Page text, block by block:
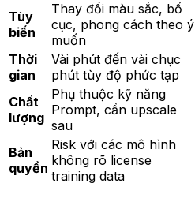
Tùy
biến
Thay đổi màu sắc, bố
cục, phong cách theo ý
muốn
Thời
gian
Vài phút đến vài chục
phút tùy độ phức tạp
Chất
lượng
Phụ thuộc kỹ năng
Prompt, cần upscale
sau
Bản
quyền
Risk với các mô hình
không rõ license
training data